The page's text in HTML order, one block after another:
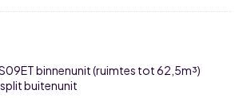
58kBTU
binnenunit (ruimtes tot 62,5m³)
buitenunit